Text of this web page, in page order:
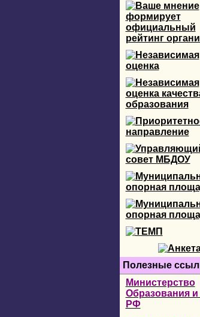
Полезные
Министерство
Образования и
РФ